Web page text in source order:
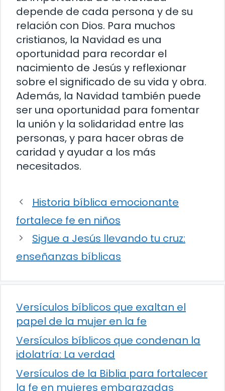
depende de cada persona y de su
relación con Dios. Para muchos
cristianos, la Navidad es una
oportunidad para recordar el
nacimiento de Jesús y reflexionar
sobre el significado de su vida y obra.
Además, la Navidad también puede
ser una oportunidad para fomentar
la unión y la solidaridad entre las
personas, y para hacer obras de
caridad y ayudar a los más
necesitados.
Historia bíblica emocionante
fortalece fe en niños
Sigue a Jesús llevando tu cruz:
enseñanzas bíblicas
Versículos bíblicos que exaltan el
papel de la mujer en la fe
Versículos bíblicos que condenan la
idolatría: La verdad
Versículos de la Biblia para fortalecer
la fe en mujeres embarazadas